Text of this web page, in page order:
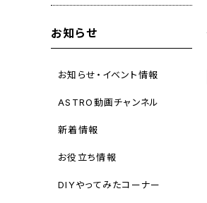
お知らせ
お知らせ・イベント情報
ASTRO動画チャンネル
新着情報
お役立ち情報
DIYやってみたコーナー